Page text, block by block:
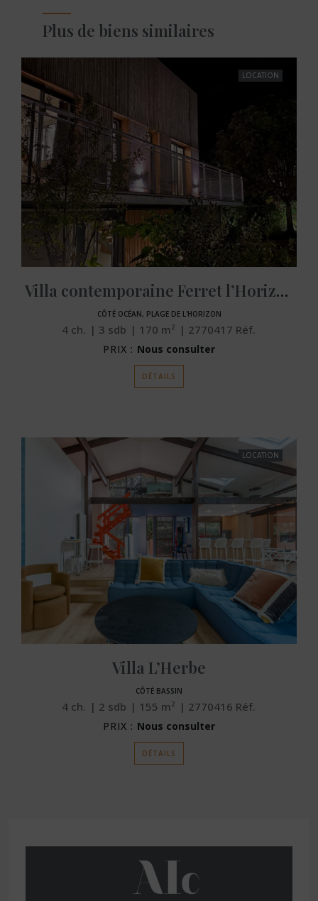
Plus de biens similaires
LOCATION
Villa contemporaine Ferret l’Horizon
CÔTÉ OCÉAN, PLAGE DE L'HORIZON
4 ch. 3 sdb 170 m² 2770417 Réf.
PRIX : Nous consulter
DÉTAILS
LOCATION
Villa L’Herbe
CÔTÉ BASSIN
4 ch. 2 sdb 155 m² 2770416 Réf.
PRIX : Nous consulter
DÉTAILS